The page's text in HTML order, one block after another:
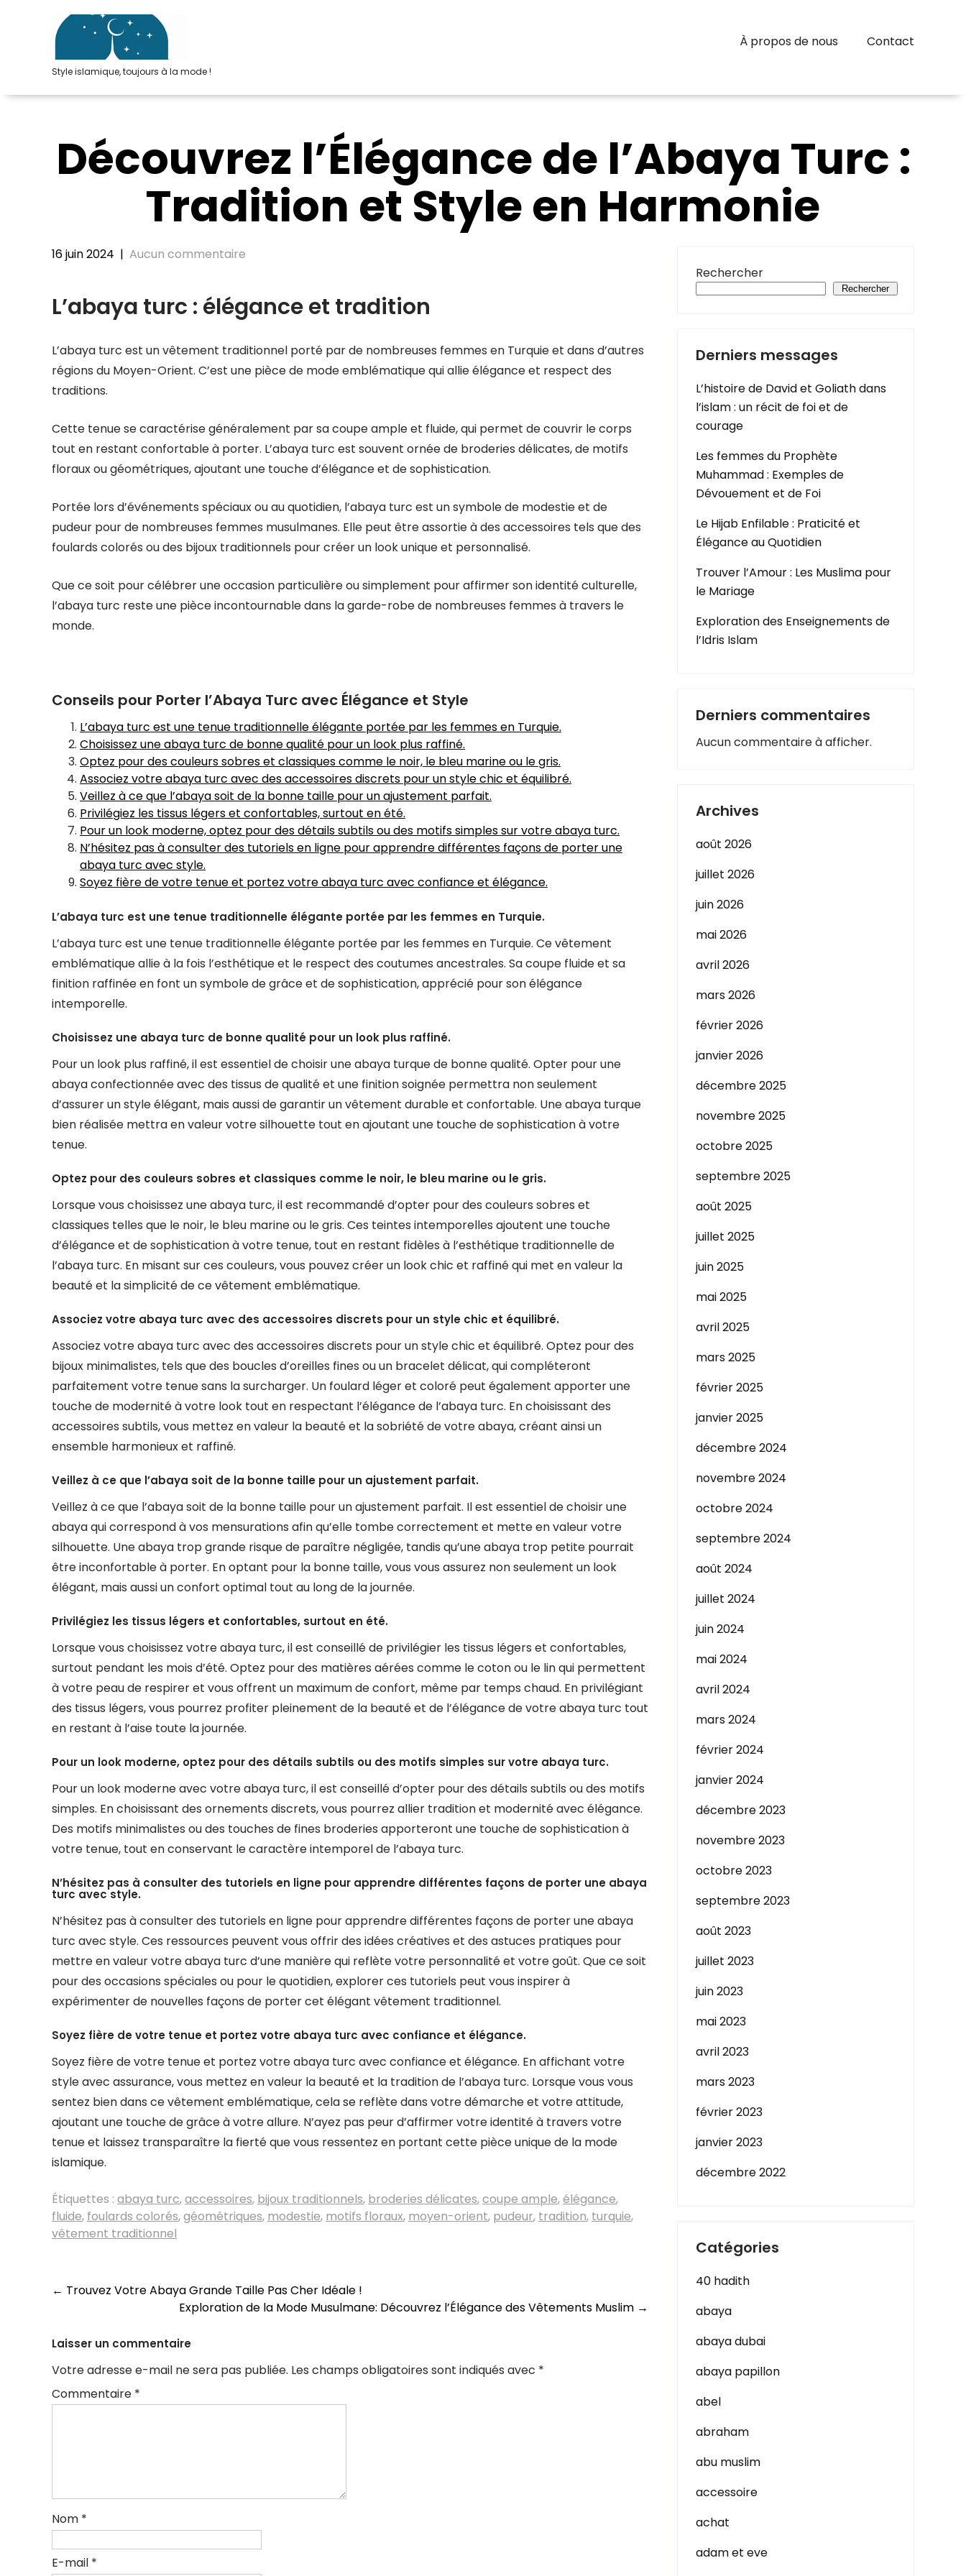
Style islamique, toujours à la mode !
À propos de nous Contact
Découvrez l’Élégance de l’Abaya Turc :
Tradition et Style en Harmonie
16 juin 2024 | Aucun commentaire
L’abaya turc : élégance et tradition
L’abaya turc est un vêtement traditionnel porté par de nombreuses femmes en Turquie et dans d’autres
régions du Moyen-Orient. C’est une pièce de mode emblématique qui allie élégance et respect des
traditions.
Cette tenue se caractérise généralement par sa coupe ample et fluide, qui permet de couvrir le corps
tout en restant confortable à porter. L’abaya turc est souvent ornée de broderies délicates, de motifs
floraux ou géométriques, ajoutant une touche d’élégance et de sophistication.
Portée lors d’événements spéciaux ou au quotidien, l’abaya turc est un symbole de modestie et de
pudeur pour de nombreuses femmes musulmanes. Elle peut être assortie à des accessoires tels que des
foulards colorés ou des bijoux traditionnels pour créer un look unique et personnalisé.
Que ce soit pour célébrer une occasion particulière ou simplement pour affirmer son identité culturelle,
l’abaya turc reste une pièce incontournable dans la garde-robe de nombreuses femmes à travers le
monde.
Conseils pour Porter l’Abaya Turc avec Élégance et Style
L’abaya turc est une tenue traditionnelle élégante portée par les femmes en Turquie.
Choisissez une abaya turc de bonne qualité pour un look plus raffiné.
Optez pour des couleurs sobres et classiques comme le noir, le bleu marine ou le gris.
Associez votre abaya turc avec des accessoires discrets pour un style chic et équilibré.
Veillez à ce que l’abaya soit de la bonne taille pour un ajustement parfait.
Privilégiez les tissus légers et confortables, surtout en été.
Pour un look moderne, optez pour des détails subtils ou des motifs simples sur votre abaya turc.
N’hésitez pas à consulter des tutoriels en ligne pour apprendre différentes façons de porter une
abaya turc avec style.
Soyez fière de votre tenue et portez votre abaya turc avec confiance et élégance.
L’abaya turc est une tenue traditionnelle élégante portée par les femmes en Turquie.
L’abaya turc est une tenue traditionnelle élégante portée par les femmes en Turquie. Ce vêtement
emblématique allie à la fois l’esthétique et le respect des coutumes ancestrales. Sa coupe fluide et sa
finition raffinée en font un symbole de grâce et de sophistication, apprécié pour son élégance
intemporelle.
Choisissez une abaya turc de bonne qualité pour un look plus raffiné.
Pour un look plus raffiné, il est essentiel de choisir une abaya turque de bonne qualité. Opter pour une
abaya confectionnée avec des tissus de qualité et une finition soignée permettra non seulement
d’assurer un style élégant, mais aussi de garantir un vêtement durable et confortable. Une abaya turque
bien réalisée mettra en valeur votre silhouette tout en ajoutant une touche de sophistication à votre
tenue.
Optez pour des couleurs sobres et classiques comme le noir, le bleu marine ou le gris.
Lorsque vous choisissez une abaya turc, il est recommandé d’opter pour des couleurs sobres et
classiques telles que le noir, le bleu marine ou le gris. Ces teintes intemporelles ajoutent une touche
d’élégance et de sophistication à votre tenue, tout en restant fidèles à l’esthétique traditionnelle de
l’abaya turc. En misant sur ces couleurs, vous pouvez créer un look chic et raffiné qui met en valeur la
beauté et la simplicité de ce vêtement emblématique.
Associez votre abaya turc avec des accessoires discrets pour un style chic et équilibré.
Associez votre abaya turc avec des accessoires discrets pour un style chic et équilibré. Optez pour des
bijoux minimalistes, tels que des boucles d’oreilles fines ou un bracelet délicat, qui compléteront
parfaitement votre tenue sans la surcharger. Un foulard léger et coloré peut également apporter une
touche de modernité à votre look tout en respectant l’élégance de l’abaya turc. En choisissant des
accessoires subtils, vous mettez en valeur la beauté et la sobriété de votre abaya, créant ainsi un
ensemble harmonieux et raffiné.
Veillez à ce que l’abaya soit de la bonne taille pour un ajustement parfait.
Veillez à ce que l’abaya soit de la bonne taille pour un ajustement parfait. Il est essentiel de choisir une
abaya qui correspond à vos mensurations afin qu’elle tombe correctement et mette en valeur votre
silhouette. Une abaya trop grande risque de paraître négligée, tandis qu’une abaya trop petite pourrait
être inconfortable à porter. En optant pour la bonne taille, vous vous assurez non seulement un look
élégant, mais aussi un confort optimal tout au long de la journée.
Privilégiez les tissus légers et confortables, surtout en été.
Lorsque vous choisissez votre abaya turc, il est conseillé de privilégier les tissus légers et confortables,
surtout pendant les mois d’été. Optez pour des matières aérées comme le coton ou le lin qui permettent
à votre peau de respirer et vous offrent un maximum de confort, même par temps chaud. En privilégiant
des tissus légers, vous pourrez profiter pleinement de la beauté et de l’élégance de votre abaya turc tout
en restant à l’aise toute la journée.
Pour un look moderne, optez pour des détails subtils ou des motifs simples sur votre abaya turc.
Pour un look moderne avec votre abaya turc, il est conseillé d’opter pour des détails subtils ou des motifs
simples. En choisissant des ornements discrets, vous pourrez allier tradition et modernité avec élégance.
Des motifs minimalistes ou des touches de fines broderies apporteront une touche de sophistication à
votre tenue, tout en conservant le caractère intemporel de l’abaya turc.
N’hésitez pas à consulter des tutoriels en ligne pour apprendre différentes façons de porter une abaya
turc avec style.
N’hésitez pas à consulter des tutoriels en ligne pour apprendre différentes façons de porter une abaya
turc avec style. Ces ressources peuvent vous offrir des idées créatives et des astuces pratiques pour
mettre en valeur votre abaya turc d’une manière qui reflète votre personnalité et votre goût. Que ce soit
pour des occasions spéciales ou pour le quotidien, explorer ces tutoriels peut vous inspirer à
expérimenter de nouvelles façons de porter cet élégant vêtement traditionnel.
Soyez fière de votre tenue et portez votre abaya turc avec confiance et élégance.
Soyez fière de votre tenue et portez votre abaya turc avec confiance et élégance. En affichant votre
style avec assurance, vous mettez en valeur la beauté et la tradition de l’abaya turc. Lorsque vous vous
sentez bien dans ce vêtement emblématique, cela se reflète dans votre démarche et votre attitude,
ajoutant une touche de grâce à votre allure. N’ayez pas peur d’affirmer votre identité à travers votre
tenue et laissez transparaître la fierté que vous ressentez en portant cette pièce unique de la mode
islamique.
Étiquettes : abaya turc,accessoires, bijoux traditionnels, broderies délicates,coupe ample,élégance,
fluide, foulards colorés,géométriques, modestie, motifs floraux, moyen-orient, pudeur, tradition, turquie,
vêtement traditionnel
Navigation
articles
← Trouvez Votre Abaya Grande Taille Pas Cher Idéale !
Exploration de la Mode Musulmane: Découvrez l’Élégance des Vêtements Muslim →
Laisser un commentaire
Votre adresse e-mail ne sera pas publiée. Les champs obligatoires sont indiqués avec *
Commentaire *
Nom *
E-mail *
Rechercher
Rechercher
Derniers messages
L’histoire de David et Goliath dans
l’islam : un récit de foi et de
courage
Les femmes du Prophète
Muhammad : Exemples de
Dévouement et de Foi
Le Hijab Enfilable : Praticité et
Élégance au Quotidien
Trouver l’Amour : Les Muslima pour
le Mariage
Exploration des Enseignements de
l’Idris Islam
Derniers commentaires
Aucun commentaire à afficher.
Archives
août 2026
juillet 2026
juin 2026
mai 2026
avril 2026
mars 2026
février 2026
janvier 2026
décembre 2025
novembre 2025
octobre 2025
septembre 2025
août 2025
juillet 2025
juin 2025
mai 2025
avril 2025
mars 2025
février 2025
janvier 2025
décembre 2024
novembre 2024
octobre 2024
septembre 2024
août 2024
juillet 2024
juin 2024
mai 2024
avril 2024
mars 2024
février 2024
janvier 2024
décembre 2023
novembre 2023
octobre 2023
septembre 2023
août 2023
juillet 2023
juin 2023
mai 2023
avril 2023
mars 2023
février 2023
janvier 2023
décembre 2022
Catégories
40 hadith
abaya
abaya dubai
abaya papillon
abel
abraham
abu muslim
accessoire
achat
adam et eve